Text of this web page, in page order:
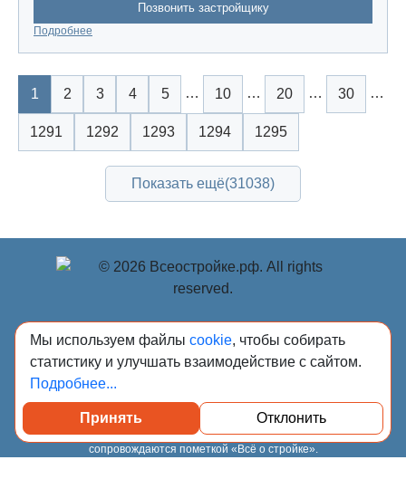
Позвонить застройщику
Подробнее
1 2 3 4 5 … 10 … 20 … 30 …
1291 1292 1293 1294 1295
Показать ещё(31038)
© Учредитель: Индивидуальный предприниматель
Опрышко Светлана Александровна, 2018-2026.
Сообщения и материалы сетевого издания «Всё о
стройке» (зарегистрировано Федеральной службой по
надзору в сфере связи, информационных технологий и
массовых коммуникаций (Роскомнадзор) 13.03.2023 за
регистрационным номером Эл № ФС77-84949)
сопровождаются пометкой «Всё о стройке».
Мы используем файлы cookie, чтобы собирать
статистику и улучшать взаимодействие с сайтом.
Подробнее...
Принять Отклонить